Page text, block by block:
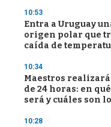
10:53
Entra a Uruguay
origen polar que
caída de
10:34
Maestros
de 24 horas: en
será y cuáles son
10:28